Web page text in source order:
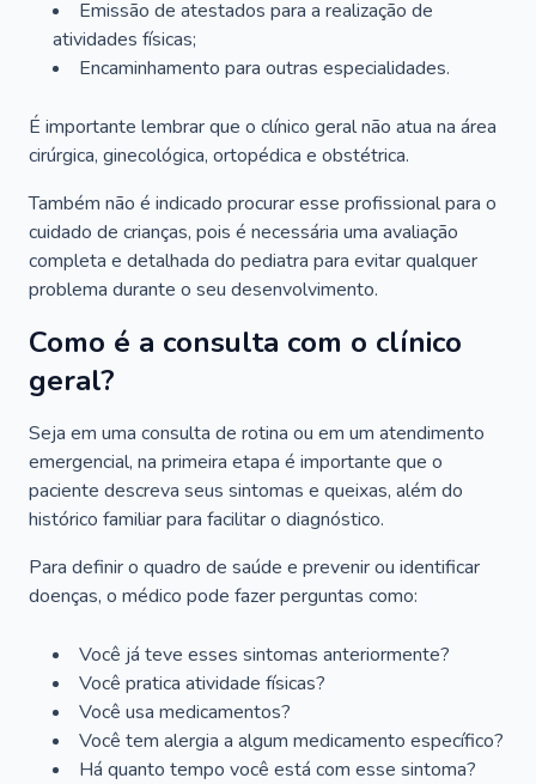
Emissão de atestados para a realização de
atividades físicas;
Encaminhamento para outras especialidades.
É importante lembrar que o clínico geral não atua na área
cirúrgica, ginecológica, ortopédica e obstétrica.
Também não é indicado procurar esse profissional para o
cuidado de crianças, pois é necessária uma avaliação
completa e detalhada do pediatra para evitar qualquer
problema durante o seu desenvolvimento.
Como é a consulta com o clínico
geral?
Seja em uma consulta de rotina ou em um atendimento
emergencial, na primeira etapa é importante que o
paciente descreva seus sintomas e queixas, além do
histórico familiar para facilitar o diagnóstico.
Para definir o quadro de saúde e prevenir ou identificar
doenças, o médico pode fazer perguntas como:
Você já teve esses sintomas anteriormente?
Você pratica atividade físicas?
Você usa medicamentos?
Você tem alergia a algum medicamento específico?
Há quanto tempo você está com esse sintoma?